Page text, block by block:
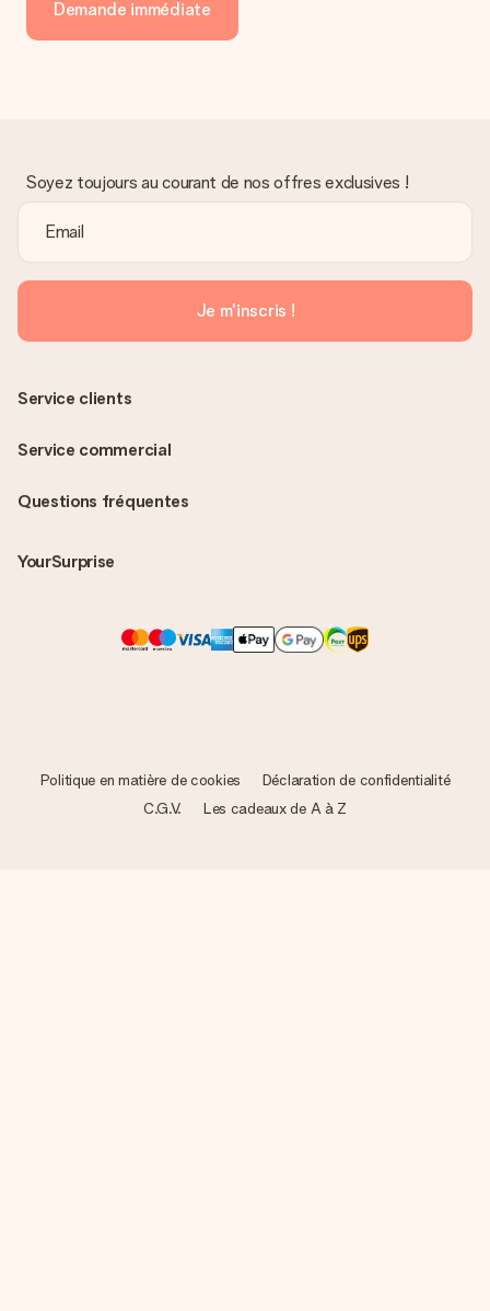
Demande immédiate
Soyez toujours au courant de nos offres exclusives !
Je m'inscris !
Questions fréquentes
YourSurprise
Service clients
Service commercial
Politique en matière de cookies
Déclaration de confidentialité
C.G.V.
Les cadeaux de A à Z